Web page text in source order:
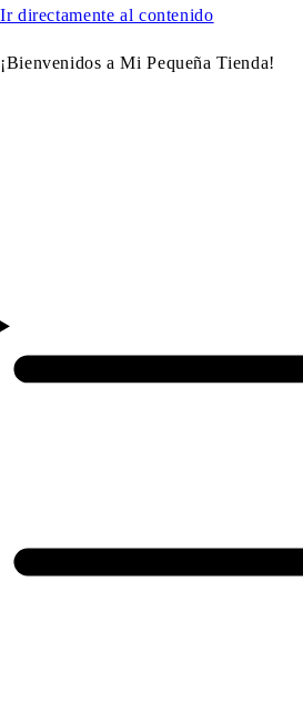
Ir directamente al contenido
¡Bienvenidos a Mi Pequeña Tienda!